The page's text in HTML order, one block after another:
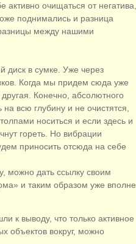
очищаться от негатива,
поднимались и разница
между нашими
диск в сумке. Уже через
Когда мы придем сюда уже
Конечно, абсолютного
всю глубину и не очистятся,
носиться и если здесь и
гореть. Но вибрации
приносить отсюда на себе
можно дать ссылку своим
и таким образом уже вполне
к выводу, что только активное
объектов вокруг, можно